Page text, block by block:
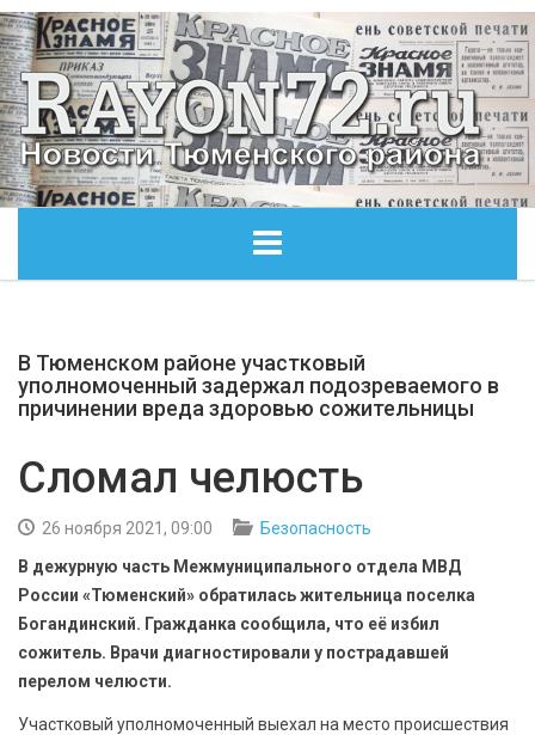
ОБЩЕСТВО
КУЛЬТУРА
АРХИВ PDF
В Тюменском районе участковый
уполномоченный задержал подозреваемого в
причинении вреда здоровью сожительницы
Сломал челюсть
26 ноября 2021, 09:00
Безопасность
В дежурную часть Межмуниципального отдела МВД
России «Тюменский» обратилась жительница поселка
Богандинский. Гражданка сообщила, что её избил
сожитель. Врачи диагностировали у пострадавшей
перелом челюсти.
Участковый уполномоченный выехал на место происшествия